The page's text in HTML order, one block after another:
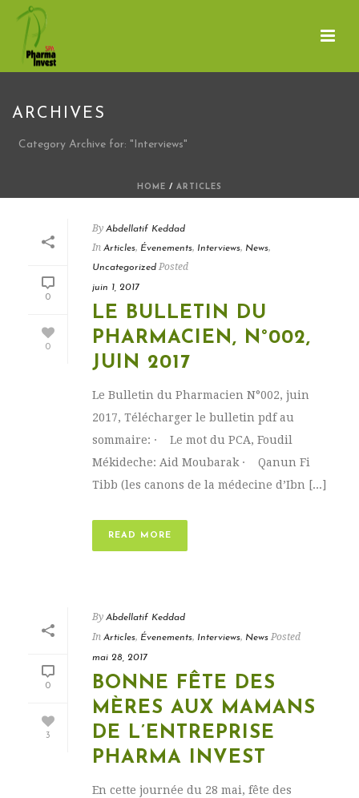
ARCHIVES
Category Archive for: "Interviews"
HOME / ARTICLES
0
0
By Abdellatif Keddad
In Articles, Évenements, Interviews, News,
Uncategorized Posted
juin 1, 2017
LE BULLETIN DU
PHARMACIEN, N°002,
JUIN 2017
Le Bulletin du Pharmacien N°002, juin
2017, Télécharger le bulletin pdf au
sommaire: · Le mot du PCA, Foudil
Mékideche: Aid Moubarak · Qanun Fi
Tibb (les canons de la médecine d’Ibn [...]
READ MORE
0
3
By Abdellatif Keddad
In Articles, Évenements, Interviews, News Posted
mai 28, 2017
BONNE FÊTE DES
MÈRES AUX MAMANS
DE L’ENTREPRISE
PHARMA INVEST
En cette journée du 28 mai, fête des